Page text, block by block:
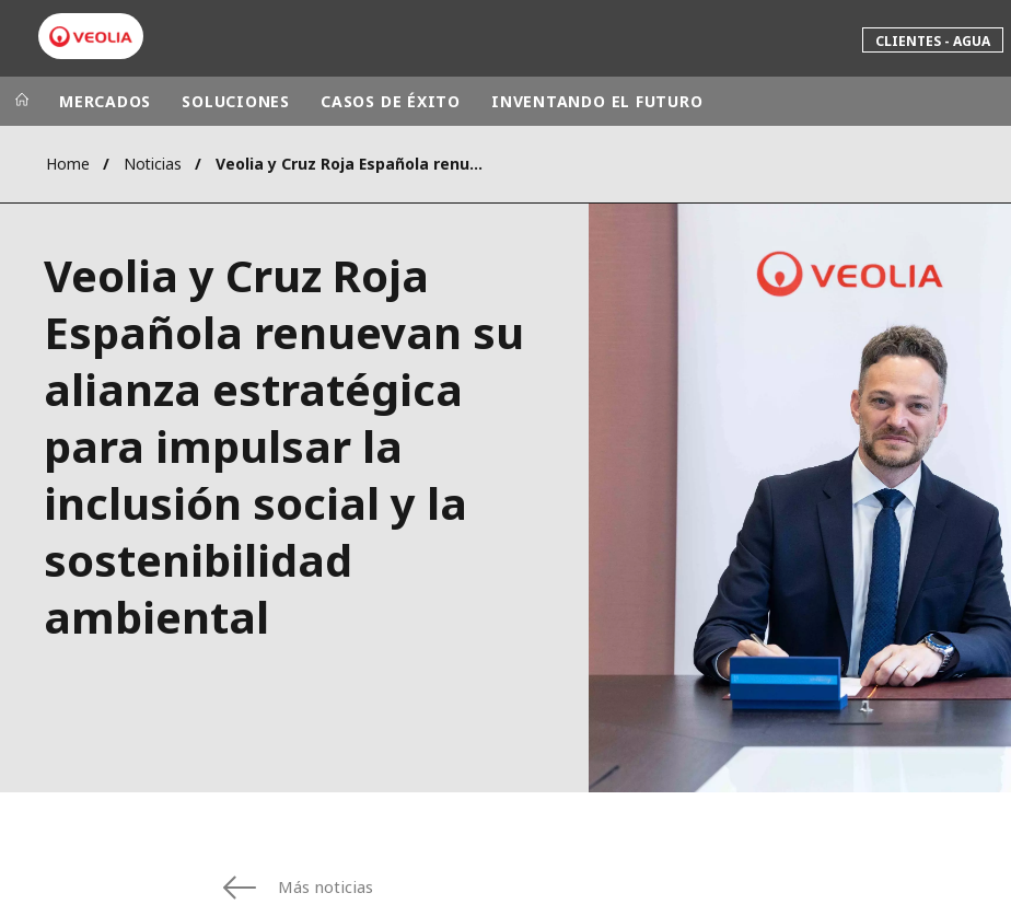
CLIENTES - AGUA
Grupo Veolia
CAMPUS
FUNDACIÓN
INSTITUTO
Presencia mundial
AUSTRALIA Y NUEVA ZELANDA
EUROPA
NORTEAMÉRICA
ÁFRICA Y ORIENTE MEDIO
MERCADOS SOLUCIONES CASOS DE ÉXITO INVENTANDO EL FUTURO
Home Noticias Veolia y Cruz Roja Española renuevan su alianza estratégica
Veolia y Cruz Roja
Española renuevan su
alianza estratégica
para impulsar la
inclusión social y la
sostenibilidad
ambiental
Más noticias